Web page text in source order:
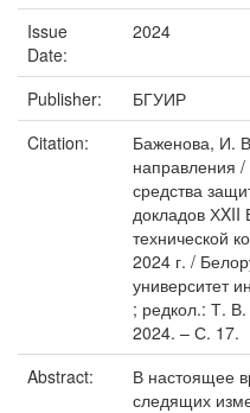
Issue
Date:
2024
Publisher:
БГУИР
Citation:
Баженова, И.
направления
средства
докладов ХXII
технической
2024 г. /
университет
; редкол.: Т.
2024. – С. 17.
Abstract:
В настоящее
следящих